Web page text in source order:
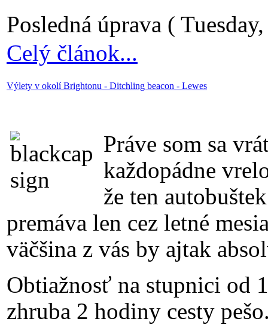
Posledná úprava (
Celý článok...
Výlety v okolí Brightonu - Ditchling beacon - Lewes
Práve som sa
každopádne
že ten
premáva len cez letné
väčšina z vás by ajtak
Obtiažnosť na stupnici od
zhruba 2 hodiny cesty